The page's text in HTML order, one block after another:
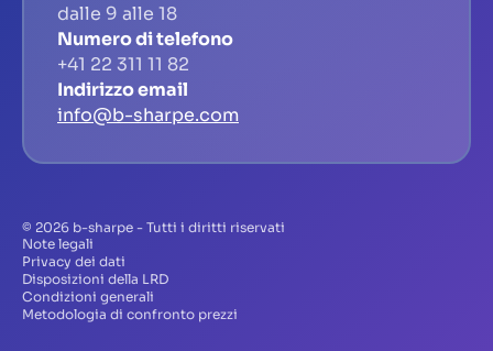
dalle 9 alle 18
Numero di telefono
+41 22 311 11 82
Indirizzo email
info@b-sharpe.com
© 2026 b-sharpe - Tutti i diritti riservati
Note legali
Privacy dei dati
Disposizioni della LRD
Condizioni generali
Metodologia di confronto prezzi